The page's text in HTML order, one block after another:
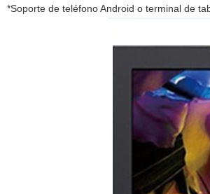
*Soporte de teléfono Android o terminal de